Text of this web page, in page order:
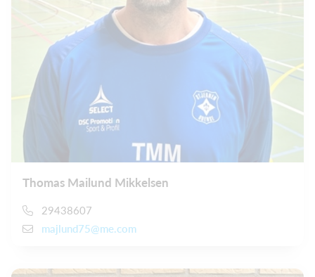
Thomas Mailund Mikkelsen
29438607
majlund75@me.com